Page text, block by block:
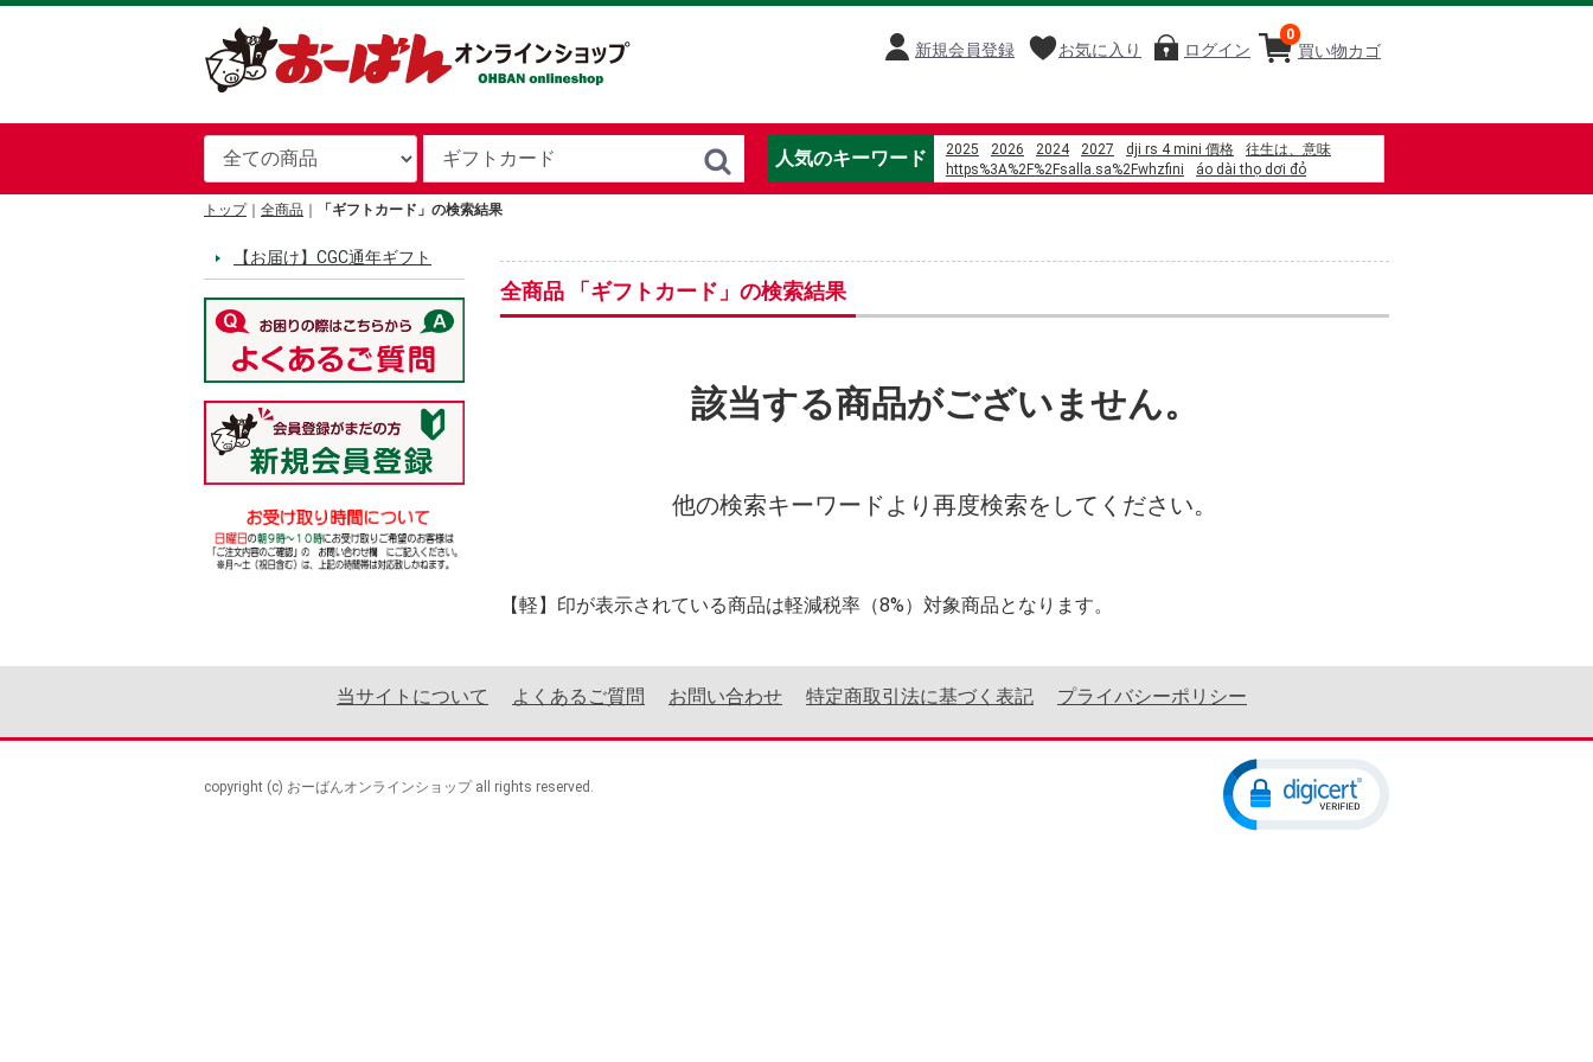
買い物カゴ
0
新規会員登録 お気に入り ログイン
人気のキーワード 2025 2026 2024 2027 dji rs 4 mini 價格
往生は、意味
https%3A%2F%2Fsalla.sa%2Fwhzfini
áo dài thọ dơi đỏ
%E4%B8%AD%E5%AD%A6%E7%94%9F%E3%80%80%E6%9C%AC
オードブル
motor listrik 2%2C2kw b5
mili the death of lactose intolerant
トップ 全商品 「ギフトカード」の検索結果
【お届け】CGC通年ギフト
全商品 「ギフトカード」の検索結果
該当する商品がございません。
他の検索キーワードより再度検索をしてください。
【軽】印が表示されている商品は軽減税率（8%）対象商品となります。
当サイトについて よくあるご質問 お問い合わせ 特定商取引法に基づく表記 プライバシーポリシー
copyright (c) おーばんオンラインショップ all rights reserved.